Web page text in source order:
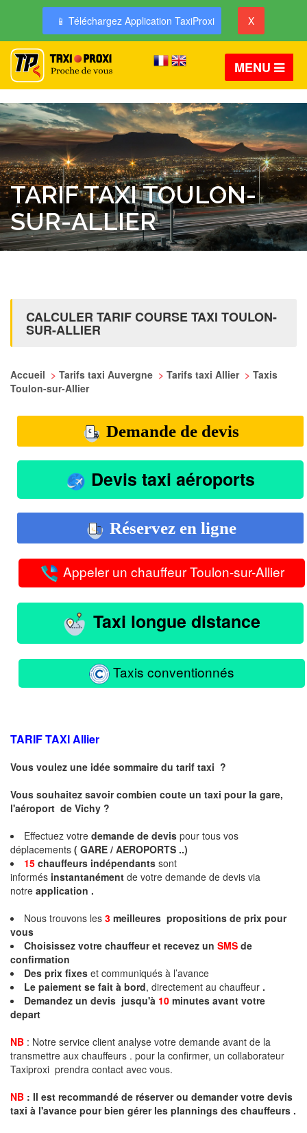
📱 Téléchargez Application TaxiProxi X
MENU
TARIF TAXI TOULON-
SUR-ALLIER
CALCULER TARIF COURSE TAXI TOULON-
SUR-ALLIER
Accueil > Tarifs taxi Auvergne > Tarifs taxi Allier > Taxis
Toulon-sur-Allier
Demande de devis
Devis taxi aéroports
Réservez en ligne
Appeler un chauffeur Toulon-sur-Allier
Taxi longue distance
Taxis conventionnés
TARIF TAXIAllier
Vous voulez une idée sommaire du tarif taxi ?
Vous souhaitez savoir combien coute un taxi pour la gare,
l'aéroport de Vichy ?
Effectuez votre demande de devis pour tous vos
déplacements ( GARE / AEROPORTS ..)
15 chauffeurs indépendants sont
informés instantanément de votre demande de devis via
notre application .
Nous trouvons les 3 meilleures propositions de prix pour
vous
Choisissez votre chauffeur et recevez un SMS de
confirmation
Des prix fixes et communiqués à l’avance
Le paiement se fait à bord, directement au chauffeur .
Demandez un devis jusqu'à 10 minutes avant votre
depart
NB : Notre service client analyse votre demande avant de la
transmettre aux chauffeurs . pour la confirmer, un collaborateur
Taxiproxi prendra contact avec vous.
NB : Il est recommandé de réserverou demandervotre devis
taxi à l'avance pour bien gérer les plannings des chauffeurs .